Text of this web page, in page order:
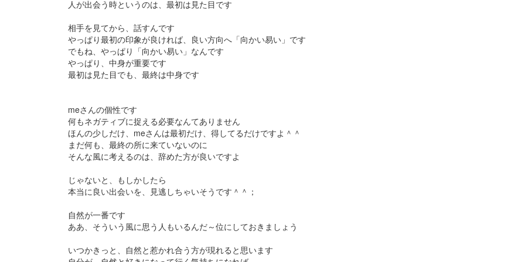
人が出会う時というのは、最初は見た目です
相手を見てから、話すんです
やっぱり最初の印象が良ければ、良い方向へ「向かい易い」です
でもね、やっぱり「向かい易い」なんです
やっぱり、中身が重要です
最初は見た目でも、最終は中身です
meさんの個性です
何もネガティブに捉える必要なんてありません
ほんの少しだけ、meさんは最初だけ、得してるだけですよ＾＾
まだ何も、最終の所に来ていないのに
そんな風に考えるのは、辞めた方が良いですよ
じゃないと、もしかしたら
本当に良い出会いを、見逃しちゃいそうです＾＾；
自然が一番です
ああ、そういう風に思う人もいるんだ～位にしておきましょう
いつかきっと、自然と惹かれ合う方が現れると思います